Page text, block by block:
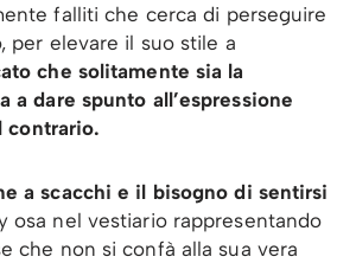
falliti che cerca di perseguire
per elevare il suo stile a
che solitamente sia la
a dare spunto all’espressione
contrario.
a scacchi e il bisogno di sentirsi
osa nel vestiario rappresentando
che non si confà alla sua vera